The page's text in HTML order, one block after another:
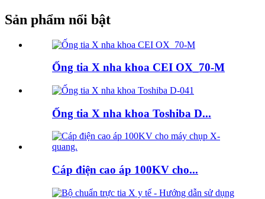
Sản phẩm nổi bật
Ống tia X nha khoa CEI OX_70-M
Ống tia X nha khoa Toshiba D...
Cáp điện cao áp 100KV cho...